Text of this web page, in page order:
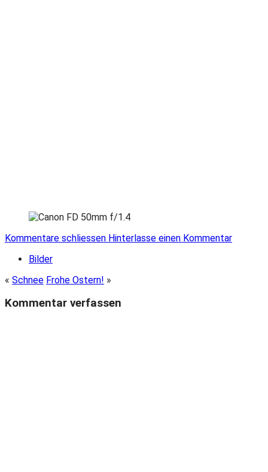
Kommentare schliessen Hinterlasse einen Kommentar
Bilder
« Schnee Frohe Ostern! »
Kommentar verfassen